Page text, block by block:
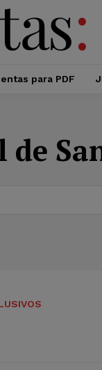
para PDF
de